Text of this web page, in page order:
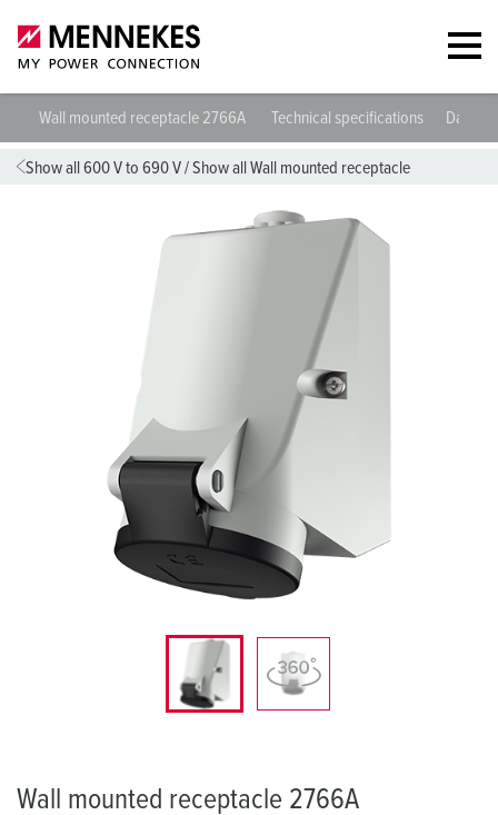
Wall mounted receptacle 2766A Technical specifications
Show all 600 V to 690 V/Show all Wall mounted receptacle
Wall mounted receptacle 2766A